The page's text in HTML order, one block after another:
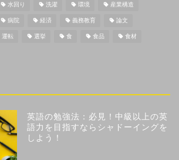
水回り 洗濯 環境 産業構造
病院 経済 義務教育 論文
運転 選挙 食 食品 食材
英語の勉強法：必見！中級以上の英
語力を目指すならシャドーイングを
しよう！